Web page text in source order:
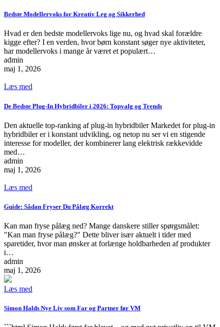
Bedste Modellervoks for Kreativ Leg og Sikkerhed
Hvad er den bedste modellervoks lige nu, og hvad skal forældre
kigge efter? I en verden, hvor børn konstant søger nye aktiviteter,
har modellervoks i mange år været et populært…
admin
maj 1, 2026
Læs med
De Bedste Plug-In Hybridbiler i 2026: Topvalg og Trends
Den aktuelle top-ranking af plug-in hybridbiler Markedet for plug-in
hybridbiler er i konstant udvikling, og netop nu ser vi en stigende
interesse for modeller, der kombinerer lang elektrisk rækkevidde
med…
admin
maj 1, 2026
Læs med
Guide: Sådan Fryser Du Pålæg Korrekt
Kan man fryse pålæg ned? Mange danskere stiller spørgsmålet:
"Kan man fryse pålæg?" Dette bliver især aktuelt i tider med
sparetider, hvor man ønsker at forlænge holdbarheden af produkter
i…
admin
maj 1, 2026
Læs med
Simon Halds Nye Liv som Far og Partner før VM